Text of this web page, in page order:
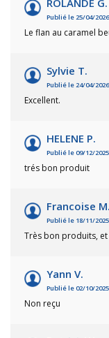
Publié le 25/04/
Le flan au caramel
Sylvie T.
Publié le 24/04/
Excellent.
HELENE P.
Publié le 09/12/
trés bon produit
Francoise M.
Publié le 18/11/
Très bon produits,
Yann V.
Publié le 02/10/
Non reçu